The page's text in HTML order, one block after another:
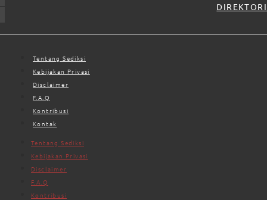
DIREKTORI
Tentang Sediksi
Kebijakan Privasi
Disclaimer
F.A.Q
Kontribusi
Kontak
Tentang Sediksi
Kebijakan Privasi
Disclaimer
F.A.Q
Kontribusi